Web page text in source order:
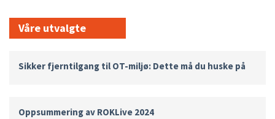
Våre utvalgte
Sikker fjerntilgang til OT-miljø: Dette må du huske på
Oppsummering av ROKLive 2024